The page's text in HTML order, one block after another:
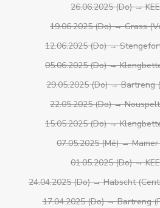
26.06.2025 (Do) →
19.06.2025 (Do) → Grass
12.06.2025 (Do) →
05.06.2025 (Do) →
29.05.2025 (Do) → Bartreng
22.05.2025 (Do) →
15.05.2025 (Do) →
07.05.2025 (Më) →
01.05.2025 (Do) →
24.04.2025 (Do) → Habscht
17.04.2025 (Do) → Bartreng